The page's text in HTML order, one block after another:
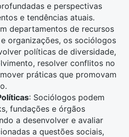
e perspectivas
e tendências atuais.
departamentos de recursos
organizações, os sociólogos
políticas de diversidade,
resolver conflitos no
práticas que promovam
: Sociólogos podem
fundações e órgãos
a desenvolver e avaliar
a questões sociais,